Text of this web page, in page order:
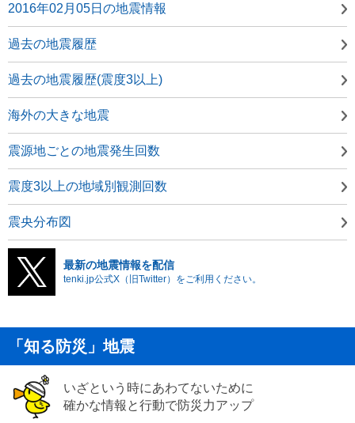
2016年02月05日の地震情報
過去の地震履歴
過去の地震履歴(震度3以上)
海外の大きな地震
震源地ごとの地震発生回数
震度3以上の地域別観測回数
震央分布図
最新の地震情報を配信
tenki.jp公式X（旧Twitter）をご利用ください。
「知る防災」地震
いざという時にあわてないために
確かな情報と行動で防災力アップ